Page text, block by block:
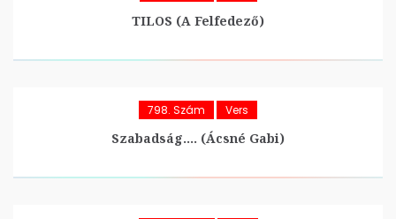
TILOS (A Felfedező)
798. Szám Vers
Szabadság…. (Ácsné Gabi)